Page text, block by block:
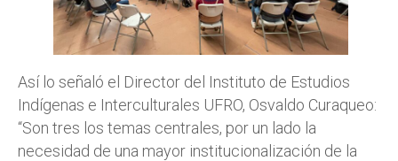
Así lo señaló el Director del Instituto de Estudios
Indígenas e Interculturales UFRO, Osvaldo Curaqueo:
“Son tres los temas centrales, por un lado la
necesidad de una mayor institucionalización de la